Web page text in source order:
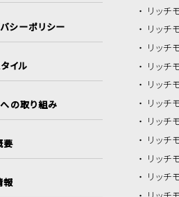
シーポリシー
イル
の取り組み
要
報
リッチ
リッチ
リッチ
リッチ
リッチ
リッチ
リッチ
リッチ
リッチ
リッチ